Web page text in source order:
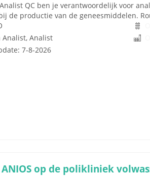
QC ben je verantwoordelijk voor
de productie van de geneesmiddelen.
Analist, Analist
7-8-2026
op de polikliniek